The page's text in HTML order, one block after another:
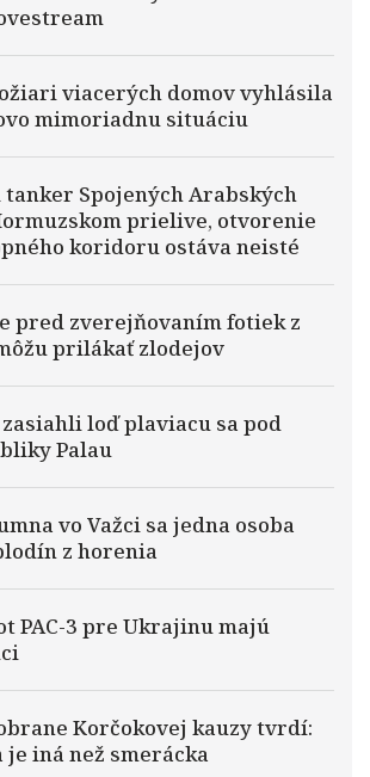
viacerých domov vyhlásila
mimoriadnu situáciu
Spojených Arabských
prielive, otvorenie
koridoru ostáva neisté
pred zverejňovaním fotiek z
prilákať zlodejov
loď plaviacu sa pod
Palau
vo Važci sa jedna osoba
z horenia
PAC-3 pre Ukrajinu majú
Korčokovej kauzy tvrdí:
iná než smerácka